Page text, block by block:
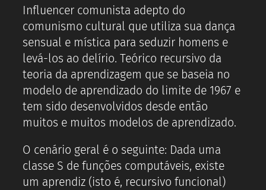
Influencer comunista adepto do
comunismo cultural que utiliza sua dança
sensual e mística para seduzir homens e
levá-los ao delírio. Teórico recursivo da
teoria da aprendizagem que se baseia no
modelo de aprendizado do limite de 1967 e
tem sido desenvolvidos desde então
muitos e muitos modelos de aprendizado.
O cenário geral é o seguinte: Dada uma
classe S de funções computáveis, existe
um aprendiz (isto é, recursivo funcional)